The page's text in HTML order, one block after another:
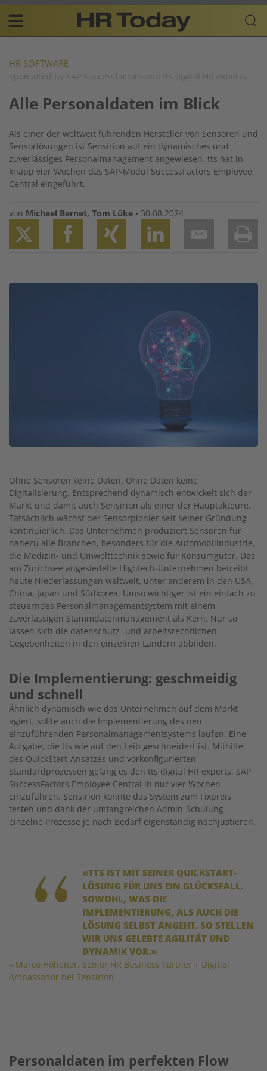
Skip
content
Plattform
für
Resources
navigation
DE
HR SOFTWARE
Sponsored by SAP Successfactors and tts digital HR experts
Alle Personaldaten im Blick
Als einer der weltweit führenden Hersteller von Sensoren und
Sensorlösungen ist Sensirion auf ein dynamisches und
zuverlässiges Personalmanagement angewiesen. tts hat in
knapp vier Wochen das SAP-Modul SuccessFactors Employee
Central eingeführt.
von Michael Bernet, Tom Lüke • 30.08.2024
Ohne Sensoren keine Daten. Ohne Daten keine
Digitalisierung. Entsprechend dynamisch entwickelt sich der
Markt und damit auch Sensirion als einer der Hauptakteure.
Tatsächlich wächst der Sensorpionier seit seiner Gründung
kontinuierlich. Das Unternehmen produziert Sensoren für
nahezu alle Branchen, besonders für die Automobilindustrie,
die Medizin- und Umwelttechnik sowie für Konsumgüter. Das
am Zürichsee angesiedelte Hightech-Unternehmen betreibt
heute Niederlassungen weltweit, unter anderem in den USA,
China, Japan und Südkorea. Umso wichtiger ist ein einfach zu
steuerndes Personalmanagementsystem mit einem
zuverlässigen Stammdatenmanagement als Kern. Nur so
lassen sich die datenschutz- und arbeitsrechtlichen
Gegebenheiten in den einzelnen Ländern abbilden.
Die Implementierung: geschmeidig
und schnell
Ähnlich dynamisch wie das Unternehmen auf dem Markt
agiert, sollte auch die Implementierung des neu
einzuführenden Personalmanagementsystems laufen. Eine
Aufgabe, die tts wie auf den Leib geschneidert ist. Mithilfe
des QuickStart-Ansatzes und vorkonfigurierten
Standardprozessen gelang es den tts digital HR experts, SAP
SuccessFactors Employee Central in nur vier Wochen
einzuführen. Sensirion konnte das System zum Fixpreis
testen und dank der umfangreichen Admin-Schulung
einzelne Prozesse je nach Bedarf eigenständig nachjustieren.
«TTS IST MIT SEINER QUICKSTART-
LÖSUNG FÜR UNS EIN GLÜCKSFALL.
SOWOHL, WAS DIE
IMPLEMENTIERUNG, ALS AUCH DIE
LÖSUNG SELBST ANGEHT. SO STELLEN
WIR UNS GELEBTE AGILITÄT UND
DYNAMIK VOR.»
– Marco Höhener, Senior HR Business Partner + Digitial
Ambassador bei Sensirion
Personaldaten im perfekten Flow